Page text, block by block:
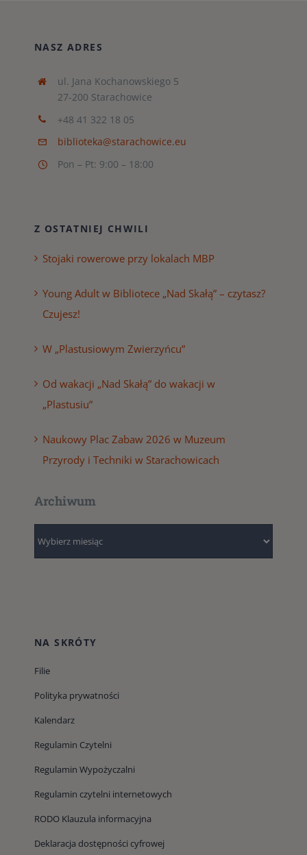
NASZ ADRES
ul. Jana Kochanowskiego 5
27-200 Starachowice
+48 41 322 18 05
biblioteka@starachowice.eu
Pon – Pt: 9:00 – 18:00
Z OSTATNIEJ CHWILI
Stojaki rowerowe przy lokalach MBP
Young Adult w Bibliotece „Nad Skałą” – czytasz?
Czujesz!
W „Plastusiowym Zwierzyńcu”
Od wakacji „Nad Skałą” do wakacji w
„Plastusiu”
Naukowy Plac Zabaw 2026 w Muzeum
Przyrody i Techniki w Starachowicach
Archiwum
NA SKRÓTY
Filie
Polityka prywatności
Kalendarz
Regulamin Czytelni
Regulamin Wypożyczalni
Regulamin czytelni internetowych
RODO Klauzula informacyjna
Deklaracja dostępności cyfrowej